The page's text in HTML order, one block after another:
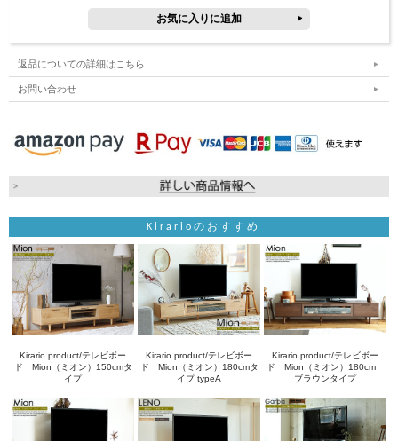
返品についての詳細はこちら
お問い合わせ
Kirarioのおすすめ
Kirario product/テレビボー
ド Mion（ミオン）150cmタ
イプ
Kirario product/テレビボー
ド Mion（ミオン）180cmタ
イプ typeA
Kirario product/テレビボー
ド Mion（ミオン）180cm
ブラウンタイプ